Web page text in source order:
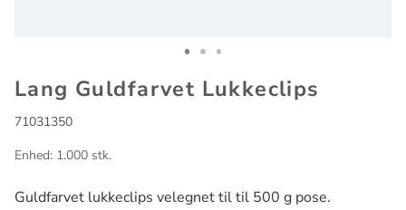
Lang Guldfarvet Lukkeclips
71031350
Enhed: 1.000 stk.
Guldfarvet lukkeclips velegnet til til 500 g pose.